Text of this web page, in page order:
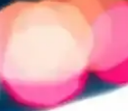
sayesinde
şıklık ve